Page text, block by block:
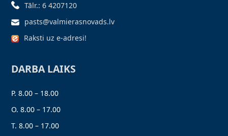
Tālr.: 6 4207120
pasts@valmierasnovads.lv
Raksti uz e-adresi!
DARBA LAIKS
P. 8.00 – 18.00
O. 8.00 – 17.00
T. 8.00 – 17.00